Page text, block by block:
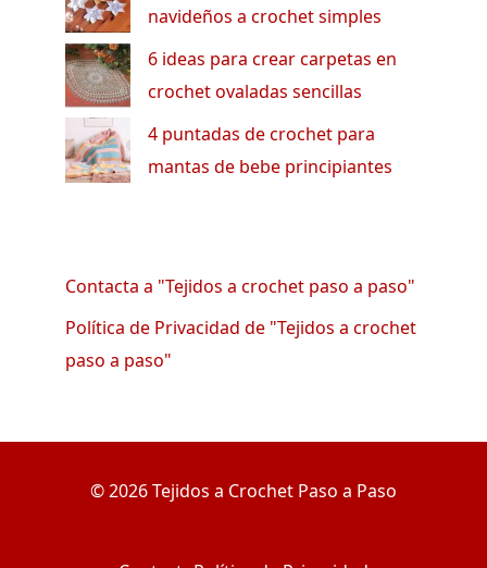
navideños a crochet simples
6 ideas para crear carpetas en
crochet ovaladas sencillas
4 puntadas de crochet para
mantas de bebe principiantes
Contacta a "Tejidos a crochet paso a paso"
Política de Privacidad de "Tejidos a crochet
paso a paso"
© 2026 Tejidos a Crochet Paso a Paso